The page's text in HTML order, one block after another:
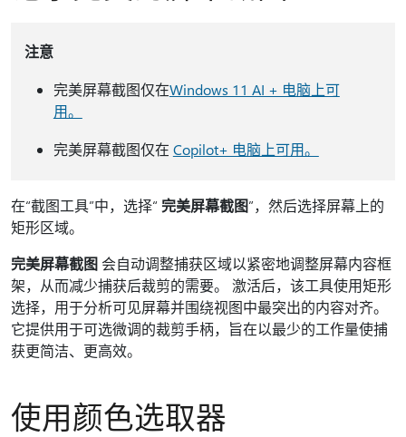
注意
完美屏幕截图仅在Windows 11 AI + 电脑上可
用。
完美屏幕截图仅在 Copilot+ 电脑上可用。
在“截图工具”中，选择“ 完美屏幕截图”，然后选择屏幕上的
矩形区域。
完美屏幕截图 会自动调整捕获区域以紧密地调整屏幕内容框
架，从而减少捕获后裁剪的需要。 激活后，该工具使用矩形
选择，用于分析可见屏幕并围绕视图中最突出的内容对齐。
它提供用于可选微调的裁剪手柄，旨在以最少的工作量使捕
获更简洁、更高效。
使用颜色选取器